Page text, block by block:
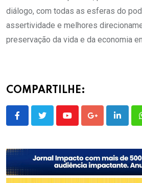
diálogo, com todas as esferas do
assertividade e melhores
preservação da vida e da economia
COMPARTILHE:
YoutubeGoogle+